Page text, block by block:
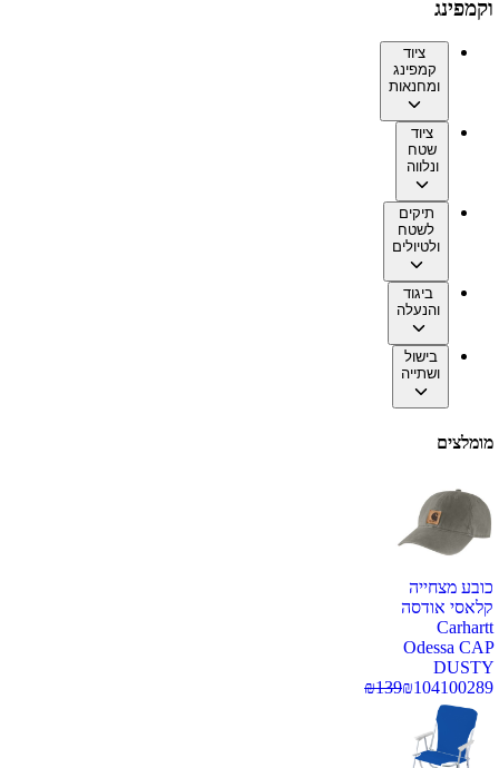
וקמפינג
ציוד
קמפינג
ומחנאות
ציוד
שטח
ונלווה
תיקים
לשטח
ולטיולים
ביגוד
והנעלה
בישול
ושתייה
מומלצים
כובע מצחייה
קלאסי אודסה
Carhartt
Odessa CAP
DUSTY
100289
₪104
₪139